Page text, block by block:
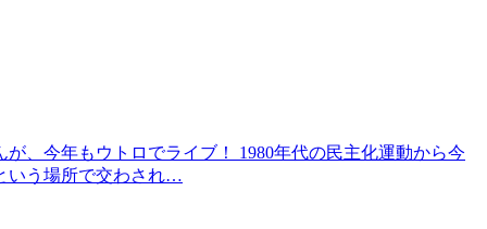
、今年もウトロでライブ！ 1980年代の民主化運動から今
いう場所で交わされ…